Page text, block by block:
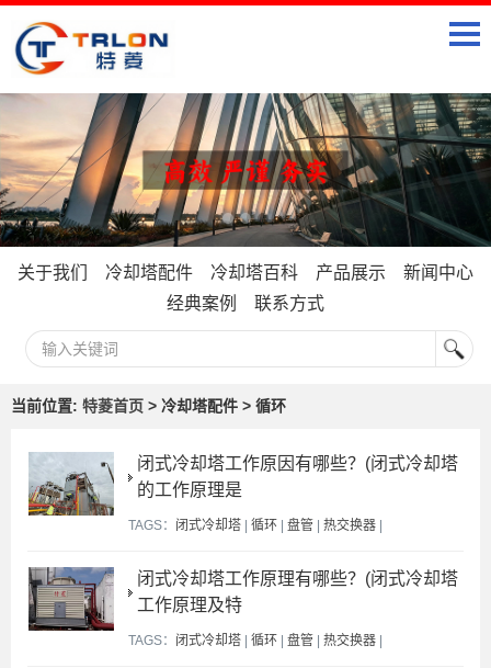
关于我们 冷却塔配件 冷却塔百科 产品展示
新闻中心
经典案例
联系方式
当前位置: 特菱首页 > 冷却塔配件 > 循环
闭式冷却塔工作原因有哪些？(闭式冷却塔
的工作原理是
TAGS： 闭式冷却塔 | 循环 | 盘管 | 热交换器 |
闭式冷却塔工作原理有哪些？(闭式冷却塔
工作原理及特
TAGS： 闭式冷却塔 | 循环 | 盘管 | 热交换器 |